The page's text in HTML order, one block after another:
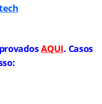
AQUI. Casos